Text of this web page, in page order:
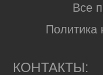
Все
Политика
КОНТАКТЫ